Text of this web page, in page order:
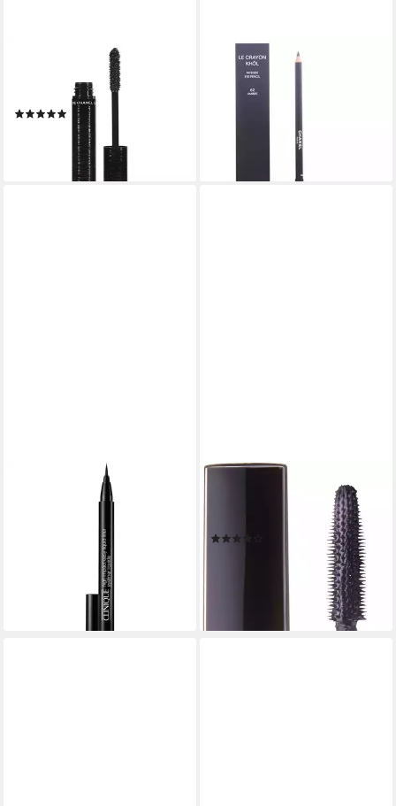
Mascara Mascara Extreme
Volume Mascara 6gr
(1)
lieferbar - in 9-11 Werktagen bei
CHANEL
Eyeliner Le Crayon Khol
Intense Eye Pencil
lieferbar - in 2-3 Werktagen bei dir
Eyeliner High Impact Easy
lieferbar - in 2-3 Werktagen bei dir
Mascara Inimitable, Hightech-
46,99 €
lieferbar - in 1-2 Werktagen bei dir